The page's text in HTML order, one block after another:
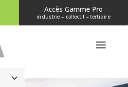
Accès Gamme Pro
industrie – collectif – tertiaire